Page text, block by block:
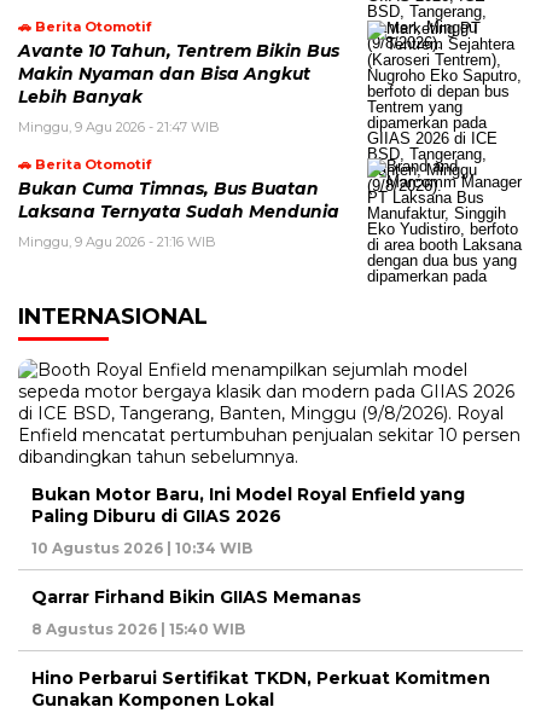
🚗 Berita Otomotif
Avante 10 Tahun, Tentrem Bikin Bus
Makin Nyaman dan Bisa Angkut
Lebih Banyak
Minggu, 9 Agu 2026 - 21:47 WIB
🚗 Berita Otomotif
Bukan Cuma Timnas, Bus Buatan
Laksana Ternyata Sudah Mendunia
Minggu, 9 Agu 2026 - 21:16 WIB
INTERNASIONAL
Bukan Motor Baru, Ini Model Royal Enfield yang
Paling Diburu di GIIAS 2026
10 Agustus 2026 | 10:34 WIB
Qarrar Firhand Bikin GIIAS Memanas
8 Agustus 2026 | 15:40 WIB
Hino Perbarui Sertifikat TKDN, Perkuat Komitmen
Gunakan Komponen Lokal